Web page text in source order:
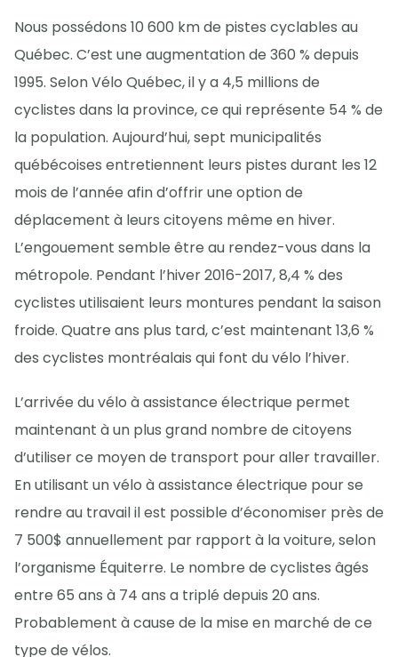
Nous possédons 10 600 km de pistes cyclables au
Québec. C’est une augmentation de 360 % depuis
1995. Selon Vélo Québec, il y a 4,5 millions de
cyclistes dans la province, ce qui représente 54 % de
la population. Aujourd’hui, sept municipalités
québécoises entretiennent leurs pistes durant les 12
mois de l’année afin d’offrir une option de
déplacement à leurs citoyens même en hiver.
L’engouement semble être au rendez-vous dans la
métropole. Pendant l’hiver 2016-2017, 8,4 % des
cyclistes utilisaient leurs montures pendant la saison
froide. Quatre ans plus tard, c’est maintenant 13,6 %
des cyclistes montréalais qui font du vélo l’hiver.
L’arrivée du vélo à assistance électrique permet
maintenant à un plus grand nombre de citoyens
d’utiliser ce moyen de transport pour aller travailler.
En utilisant un vélo à assistance électrique pour se
rendre au travail il est possible d’économiser près de
7 500$ annuellement par rapport à la voiture, selon
l’organisme Équiterre. Le nombre de cyclistes âgés
entre 65 ans à 74 ans a triplé depuis 20 ans.
Probablement à cause de la mise en marché de ce
type de vélos.